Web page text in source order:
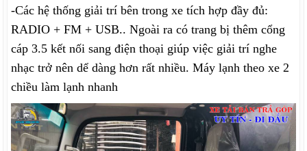
-Các hệ thống giải trí bên trong xe tích hợp đầy đủ:
RADIO + FM + USB.. Ngoài ra có trang bị thêm cổng
cáp 3.5 kết nối sang điện thoại giúp việc giải trí nghe
nhạc trở nên dể dàng hơn rất nhiều. Máy lạnh theo xe 2
chiều làm lạnh nhanh